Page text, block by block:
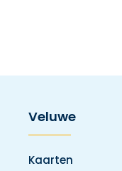
Veluwe
Kaarten